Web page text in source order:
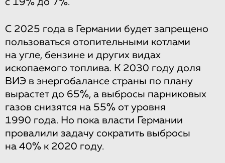
С 2025 года в Германии будет запрещено
пользоваться отопительными котлами
на угле, бензине и других видах
ископаемого топлива. К 2030 году доля
ВИЭ в энергобалансе страны по плану
вырастет до 65%, а выбросы парниковых
газов снизятся на 55% от уровня
1990 года. Но пока власти Германии
провалили задачу сократить выбросы
на 40% к 2020 году.